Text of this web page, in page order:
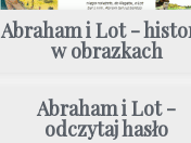
Abraham i Lot -
w obrazkach
Abraham i Lot -
odczytaj hasło